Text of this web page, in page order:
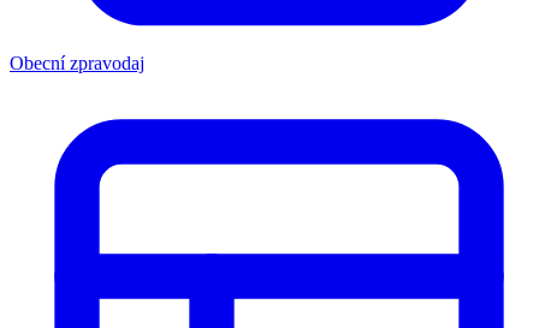
Obecní zpravodaj